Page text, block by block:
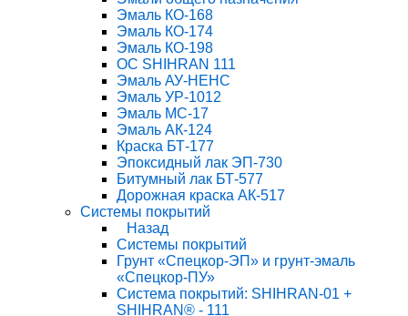
Эмаль КО-168
Эмаль КО-174
Эмаль КО-198
ОС SHIHRAN 111
Эмаль АУ-НЕНС
Эмаль УР-1012
Эмаль МС-17
Эмаль АК-124
Краска БТ-177
Эпоксидный лак ЭП-730
Битумный лак БТ-577
Дорожная краска АК-517
Системы покрытий
Назад
Системы покрытий
Грунт «Спецкор-ЭП» и грунт-эмаль
«Спецкор-ПУ»
Система покрытий: SHIHRAN-01 +
SHIHRAN® - 111